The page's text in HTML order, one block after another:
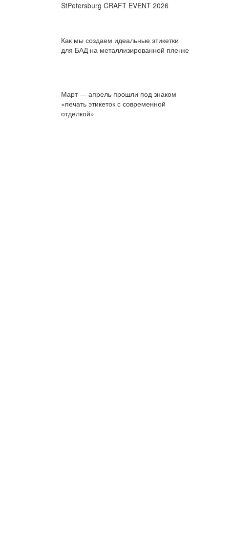
StPetersburg CRAFT EVENT 2026
Как мы создаем идеальные этикетки
для БАД на металлизированной пленке
Март — апрель прошли под знаком
«печать этикеток с современной
отделкой»